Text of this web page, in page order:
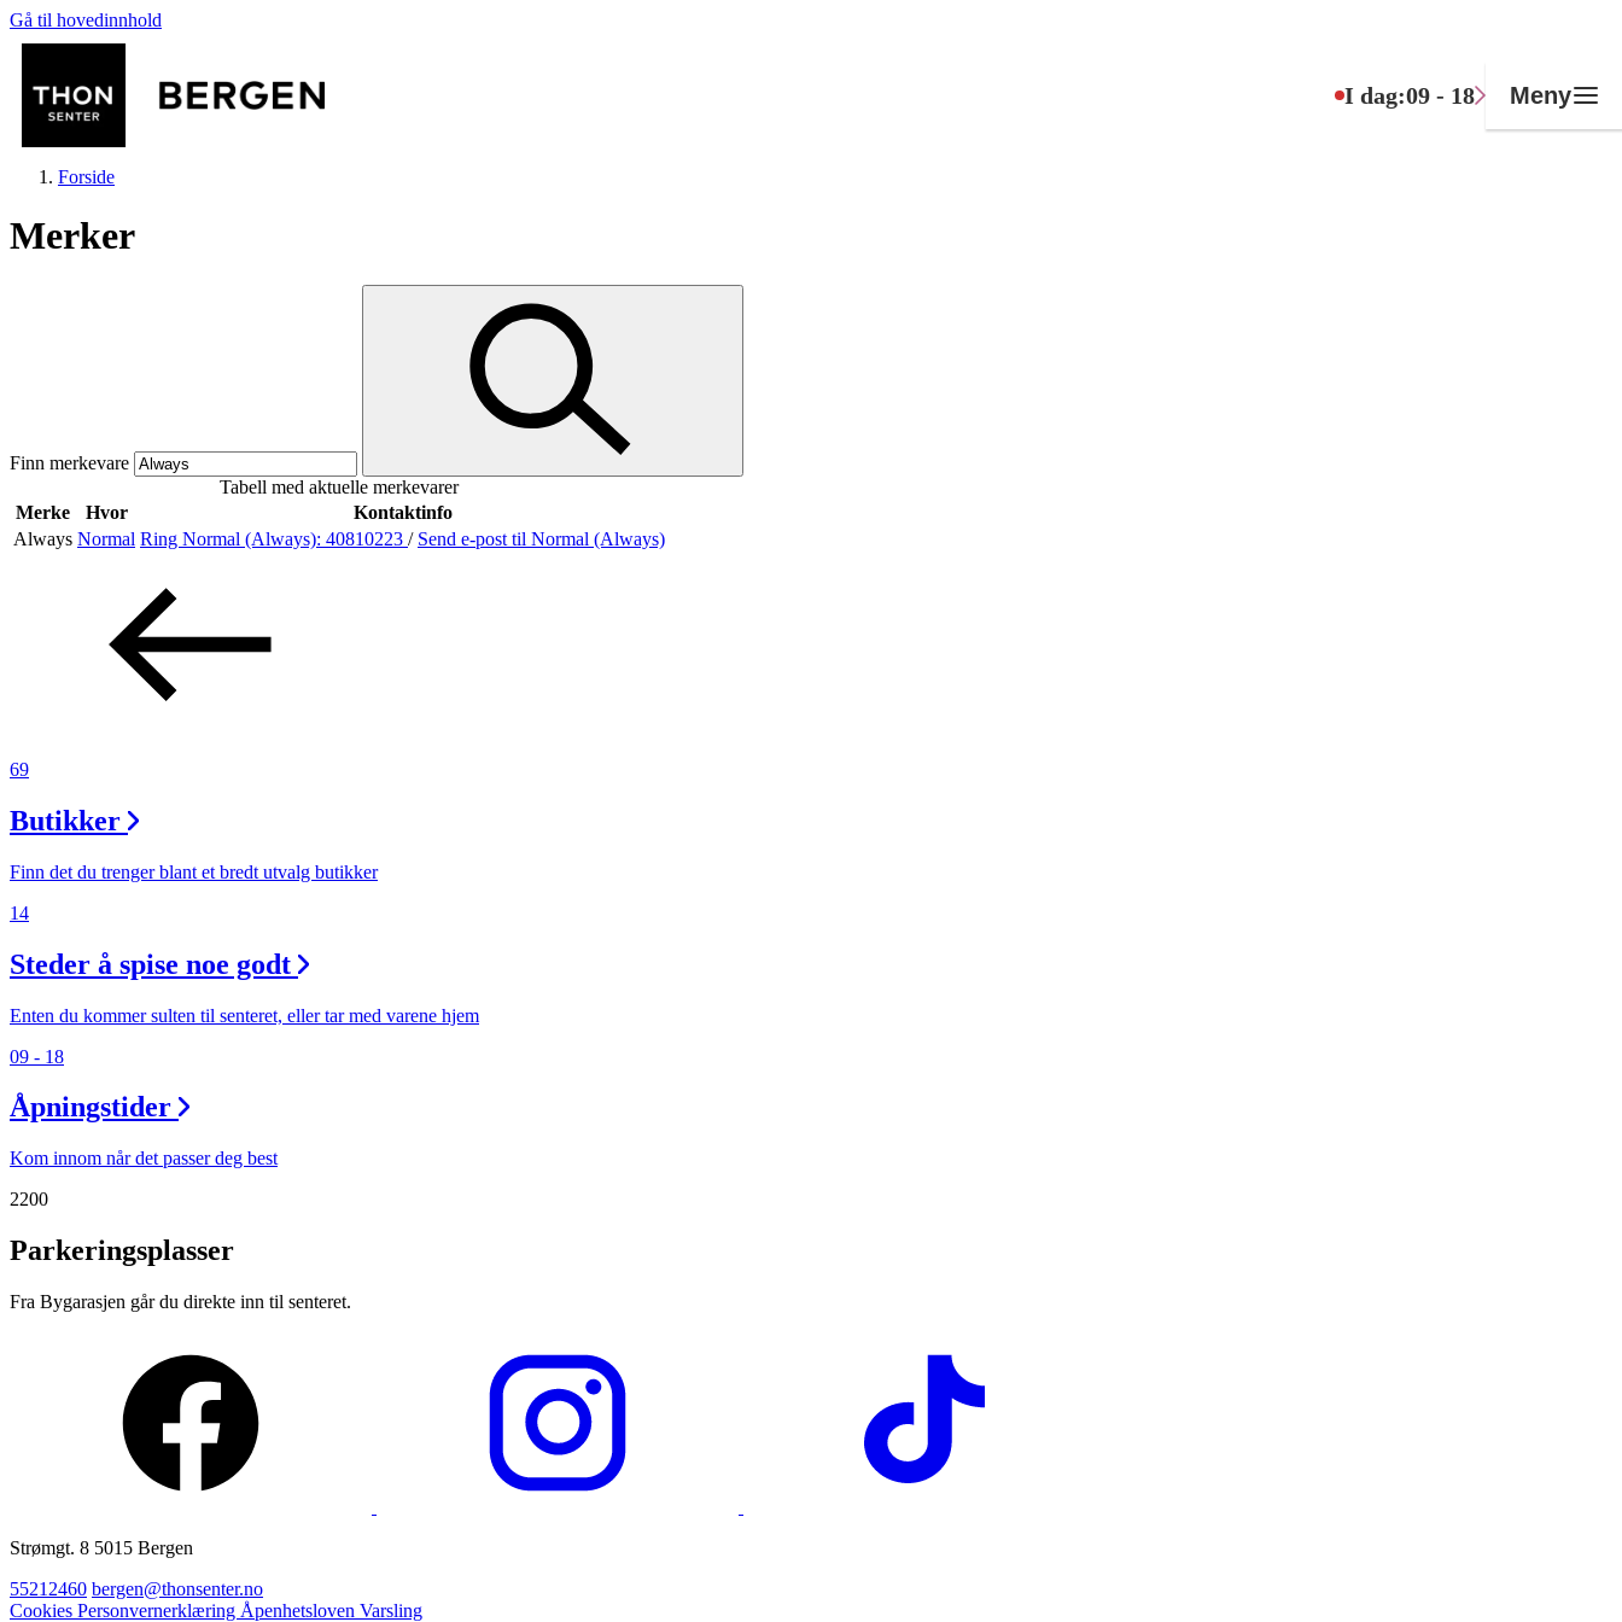
Gå til hovedinnhold
I dag:09 - 18 Meny
Mat og drikke
Helse
Aktiviteter
Tilbud
Søk
Åpningstider
Praktisk informasjon
Magasin
Gavekort
Forside
Merker
Finn merkevare
Tabell med aktuelle merkevarer
Merke
Hvor
Kontaktinfo
Always Normal Ring Normal (Always): 40810223 / Send e-post til Normal (Always)
69
Butikker
Finn det du trenger blant et bredt utvalg butikker
14
Steder å spise noe godt
Enten du kommer sulten til senteret, eller tar med varene hjem
09 - 18
Åpningstider
Kom innom når det passer deg best
2200
Parkeringsplasser
Fra Bygarasjen går du direkte inn til senteret.
Strømgt. 8 5015 Bergen
55212460 bergen@thonsenter.no
Cookies Personvernerklæring Åpenhetsloven Varsling